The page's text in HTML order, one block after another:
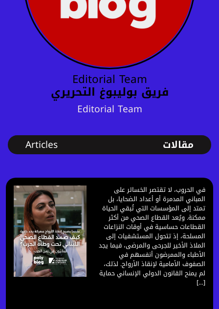
Editorial Team
فريق بوليبوغ التحريري
Editorial Team
Articles
مقالات
في الحروب، لا تقتصر الخسائر على
المباني المدمرة أو أعداد الضحايا، بل
تمتد إلى المؤسسات التي تُبقي الحياة
ممكنة. ويُعد القطاع الصحي من أكثر
القطاعات حساسية في أوقات النزاعات
المسلحة، إذ تتحول المستشفيات إلى
الملاذ الأخير للجرحى والمرضى، فيما يجد
الأطباء والممرضون أنفسهم في
الصفوف الأمامية لإنقاذ الأرواح. لذلك،
لم يمنح القانون الدولي الإنساني حماية
[…]